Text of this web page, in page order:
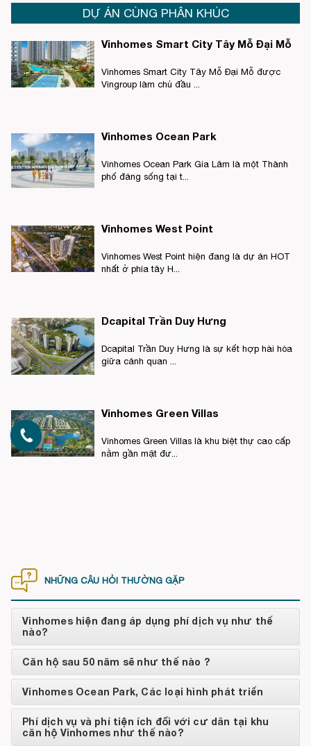
DỰ ÁN CÙNG PHÂN KHÚC
Vinhomes Smart City Tây Mỗ Đại Mỗ
Vinhomes Smart City Tây Mỗ Đại Mỗ được
Vingroup làm chủ đầu ...
Vinhomes Ocean Park
Vinhomes Ocean Park Gia Lâm là một Thành
phố đáng sống tại t...
Vinhomes West Point
Vinhomes West Point hiện đang là dự án HOT
nhất ở phía tây H...
Dcapital Trần Duy Hưng
Dcapital Trần Duy Hưng là sự kết hợp hài hòa
giữa cảnh quan ...
Vinhomes Green Villas
Vinhomes Green Villas là khu biệt thự cao cấp
nằm gần mặt đư...
NHỮNG CÂU HỎI THƯỜNG GẶP
Vinhomes hiện đang áp dụng phí dịch vụ như thế
nào?
Căn hộ sau 50 năm sẽ như thế nào ?
Vinhomes Ocean Park, Các loại hình phát triển
Phí dịch vụ và phí tiện ích đối với cư dân tại khu
căn hộ Vinhomes như thế nào?